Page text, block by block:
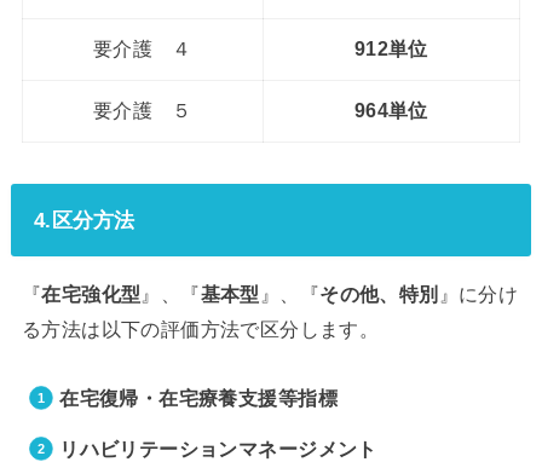
要介護 ４ 912単位
要介護 ５ 964単位
4.区分方法
『在宅強化型 』、『基本型 』、『その他、特別 』に分け
る方法は以下の評価方法で区分します。
在宅復帰・在宅療養支援等指標
リハビリテーションマネージメント